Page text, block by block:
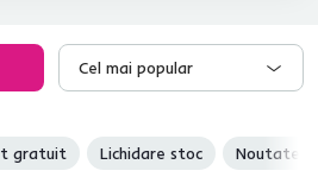
Cel mai popular
gratuit Lichidare stoc
Noutate